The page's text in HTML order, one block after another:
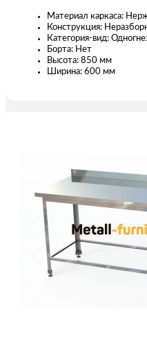
Материал каркаса:
Конструкция:
Категория-вид:
Борта: Нет
Высота: 850 мм
Ширина: 600 мм